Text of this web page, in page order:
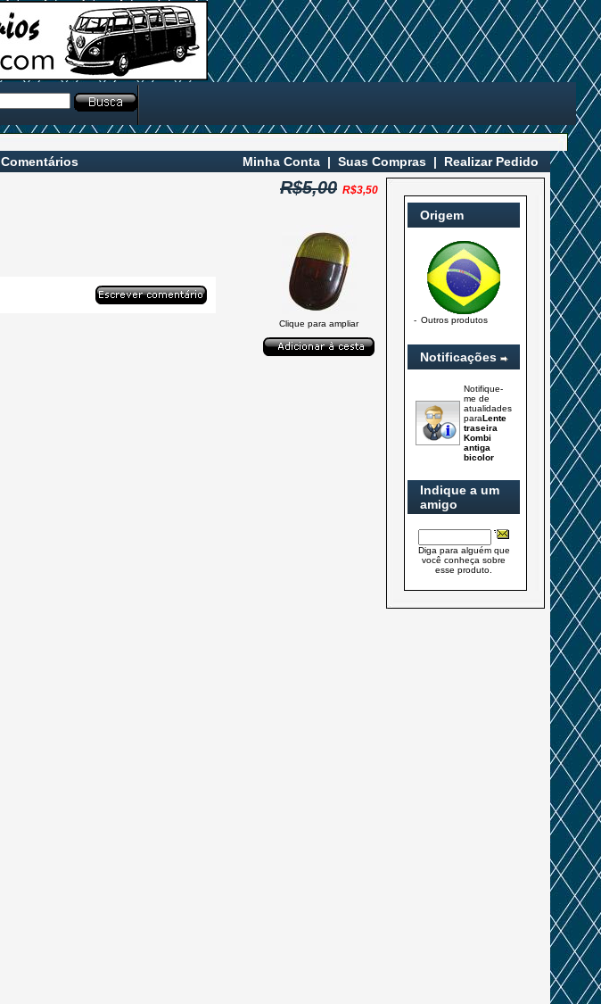
Comentários Minha Conta | Suas Compras | Realizar Pedido
R$5,00 R$3,50
Clique para ampliar
Origem
- Outros produtos
Notificações
Notifique-
me de
atualidades
paraLente
traseira
Kombi
antiga
bicolor
Indique a um
amigo
Diga para alguém que
você conheça sobre
esse produto.